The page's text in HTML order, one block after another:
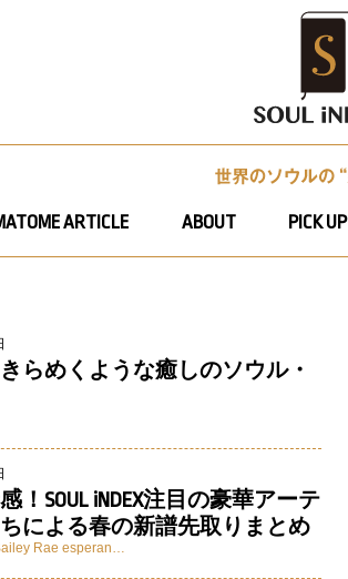
ARTICLE ABOUT PICK UP
らめくような癒しのソウル・
！SOUL iNDEX注目の豪華アーテ
による春の新譜先取りまとめ
Rae esperan…